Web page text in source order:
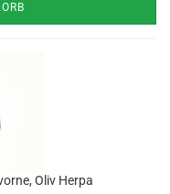
Oliv Herpa